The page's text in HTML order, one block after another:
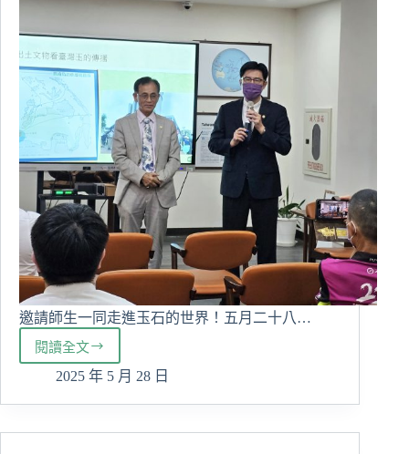
邀請師生一同走進玉石的世界！五月二十八…
閱讀全文
我
的
人
2025 年 5 月 28 日